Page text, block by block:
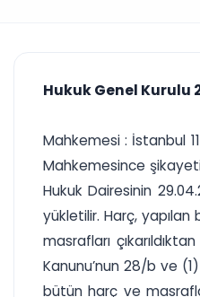
Hukuk Genel Kurulu
Mahkemesi : İstanbul
Mahkemesince
Hukuk Dairesinin
yükletilir. Harç, yapılan
masrafları
Kanunu’nun 28/b ve
bütün harç ve